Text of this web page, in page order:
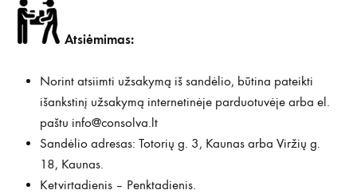
Atsiėmimas:
Norint atsiimti užsakymą iš sandėlio, būtina pateikti
išankstinį užsakymą internetinėje parduotuvėje arba el.
paštu info@consolva.lt
Sandėlio adresas: Totorių g. 3, Kaunas arba Viržių g.
18, Kaunas.
Ketvirtadienis – Penktadienis.